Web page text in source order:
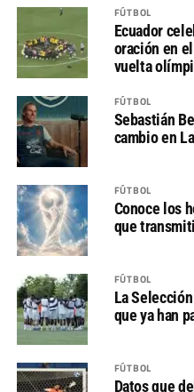
FÚTBOL
Ecuador
oración en
vuelta
FÚTBOL
Sebastián
cambio en
FÚTBOL
Conoce los
que
FÚTBOL
La
que ya han
FÚTBOL
Datos que